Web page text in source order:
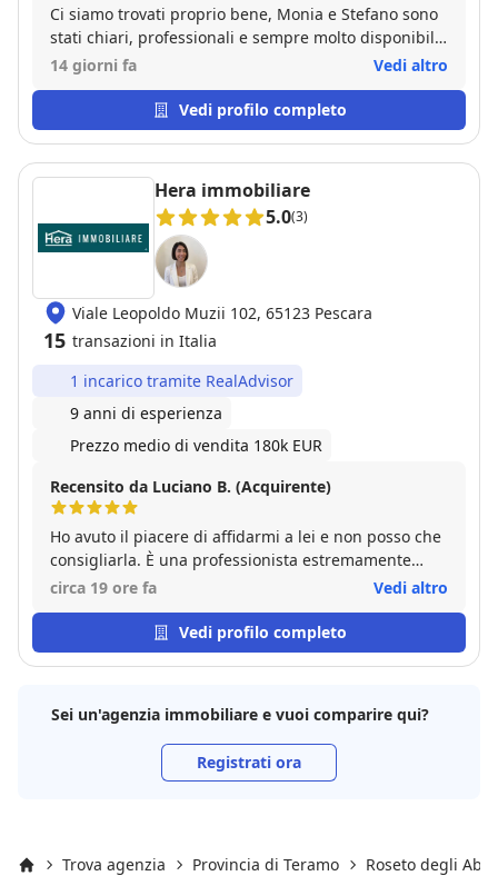
Ci siamo trovati proprio bene, Monia e Stefano sono
stati chiari, professionali e sempre molto disponibili
anche quando mia moglie si è fatta venire i dubbi.
spiegato, sempre con estrema professionalità, la
situazione aiutandoci a fare la scelta migliore. Siamo
14 giorni fa Vedi altro
Vedi profilo completo
Hera immobiliare
5.0(3)
Viale Leopoldo Muzii 102, 65123 Pescara
15 transazioni in Italia
1 incarico tramite RealAdvisor
9 anni di esperienza
Prezzo medio di vendita 180k EUR
Recensito da Luciano B. (Acquirente)
Ho avuto il piacere di affidarmi a lei e non posso che
consigliarla. È una professionista estremamente
preparata, seria e sempre disponibile. Fin dal primo
trasparente in ogni fase e molto risoluta nel trovare
la soluzione migliore. Quello che ho apprezzato di
sempre una comunicazione chiara e puntuale. In un
settore dove affidabilità e competenza fanno davvero
la differenza, rappresenta una garanzia. Se cercate
circa 19 ore fa Vedi altro
Vedi profilo completo
Sei un'agenzia immobiliare e vuoi comparire qui?
Registrati ora
Trova agenzia Provincia di Teramo Roseto degli